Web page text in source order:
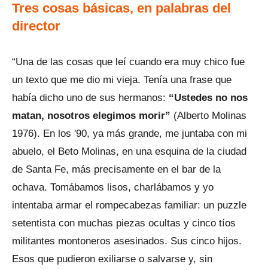
Tres cosas básicas, en palabras del
director
“Una de las cosas que leí cuando era muy chico fue
un texto que me dio mi vieja. Tenía una frase que
había dicho uno de sus hermanos: “Ustedes no nos
matan, nosotros elegimos morir” (Alberto Molinas
1976). En los '90, ya más grande, me juntaba con mi
abuelo, el Beto Molinas, en una esquina de la ciudad
de Santa Fe, más precisamente en el bar de la
ochava. Tomábamos lisos, charlábamos y yo
intentaba armar el rompecabezas familiar: un puzzle
setentista con muchas piezas ocultas y cinco tíos
militantes montoneros asesinados. Sus cinco hijos.
Esos que pudieron exiliarse o salvarse y, sin